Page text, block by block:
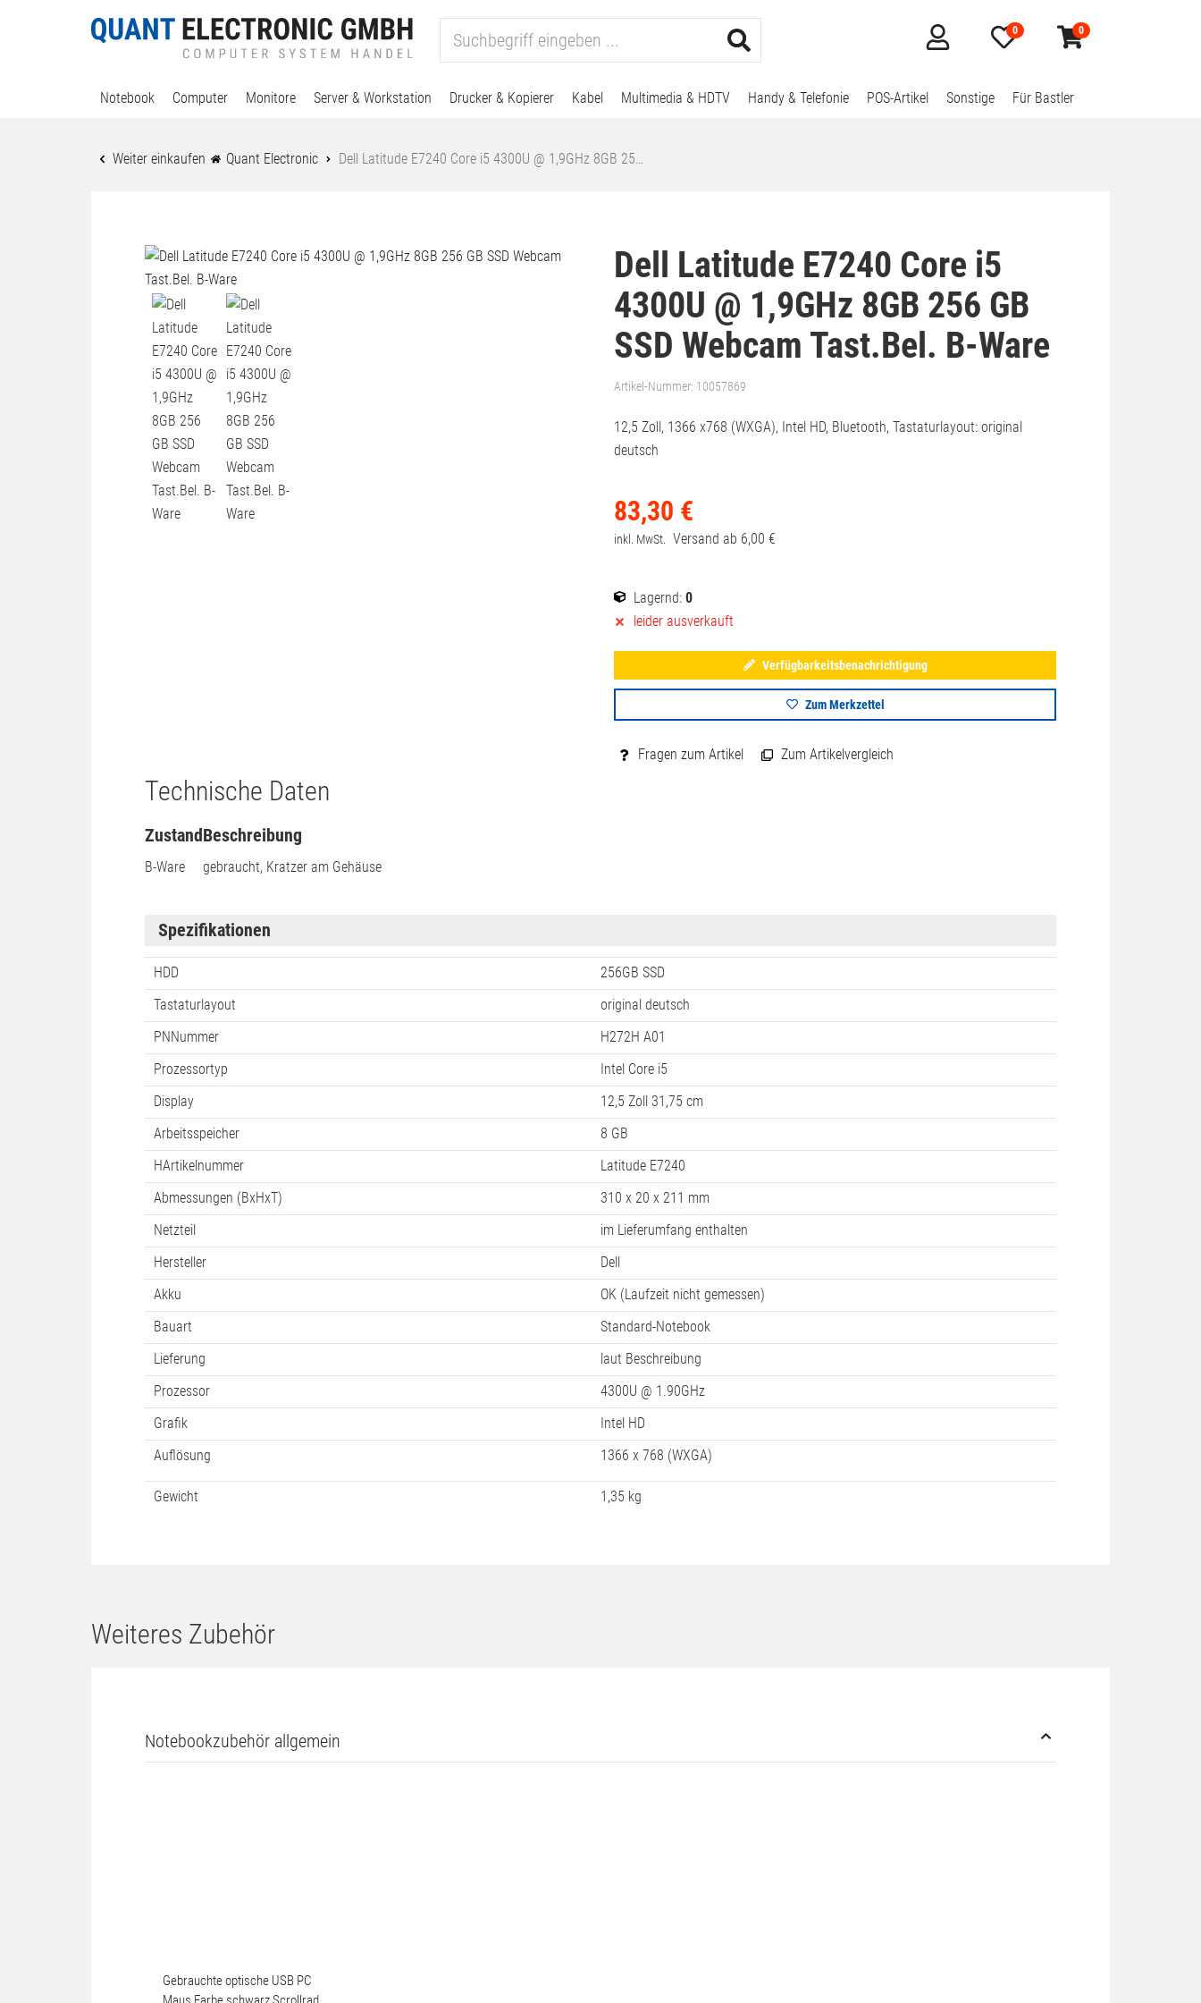
Mein
Konto
Merkzettel
aufklappen
0
Warenkorb
aufklappen
0
Notebook Computer Monitore Server & Workstation Drucker & Kopierer Kabel Multimedia & HDTV Handy & Telefonie POS-Artikel Sonstige Für Bastler
Weiter einkaufen Quant Electronic Dell Latitude E7240 Core i5 4300U @ 1,9GHz 8GB 25…
Dell Latitude E7240 Core i5
4300U @ 1,9GHz 8GB 256 GB
SSD Webcam Tast.Bel. B-Ware
Artikel-Nummer: 10057869
12,5 Zoll, 1366 x768 (WXGA), Intel HD, Bluetooth, Tastaturlayout: original
deutsch
83,30 €
inkl. MwSt. Versand ab 6,00 €
Lagernd: 0
leider ausverkauft
Verfügbarkeitsbenachrichtigung
Zum Merkzettel
Fragen zum Artikel Zum Artikelvergleich
Technische Daten
Zustand
B-Ware
Beschreibung
gebraucht, Kratzer am Gehäuse
Spezifikationen
HDD
256GB SSD
Tastaturlayout
original deutsch
PNNummer
H272H A01
Prozessortyp
Intel Core i5
Display
12,5 Zoll 31,75 cm
Arbeitsspeicher
8 GB
HArtikelnummer
Latitude E7240
Abmessungen (BxHxT)
310 x 20 x 211 mm
Netzteil
im Lieferumfang enthalten
Hersteller
Dell
Akku
OK (Laufzeit nicht gemessen)
Bauart
Standard-Notebook
Lieferung
laut Beschreibung
Prozessor
4300U @ 1.90GHz
Grafik
Intel HD
Auflösung
1366 x 768 (WXGA)
Gewicht 1,35 kg
Weiteres Zubehör
Notebookzubehör allgemein
Gebrauchte optische USB PC